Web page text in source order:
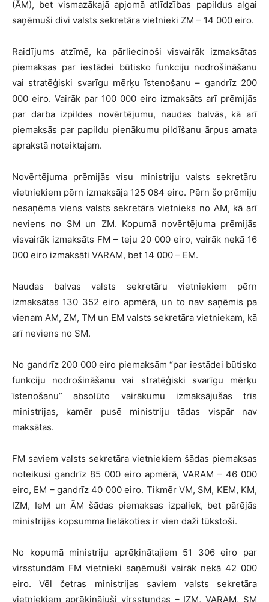
(ĀM), bet vismazākajā apjomā atlīdzības papildus algai
saņēmuši divi valsts sekretāra vietnieki ZM – 14 000 eiro.
Raidījums atzīmē, ka pārliecinoši visvairāk izmaksātas
piemaksas par iestādei būtisko funkciju nodrošināšanu
vai stratēģiski svarīgu mērķu īstenošanu – gandrīz 200
000 eiro. Vairāk par 100 000 eiro izmaksāts arī prēmijās
par darba izpildes novērtējumu, naudas balvās, kā arī
piemaksās par papildu pienākumu pildīšanu ārpus amata
aprakstā noteiktajam.
Novērtējuma prēmijās visu ministriju valsts sekretāru
vietniekiem pērn izmaksāja 125 084 eiro. Pērn šo prēmiju
nesaņēma viens valsts sekretāra vietnieks no AM, kā arī
neviens no SM un ZM. Kopumā novērtējuma prēmijās
visvairāk izmaksāts FM – teju 20 000 eiro, vairāk nekā 16
000 eiro izmaksāti VARAM, bet 14 000 – EM.
Naudas balvas valsts sekretāru vietniekiem pērn
izmaksātas 130 352 eiro apmērā, un to nav saņēmis pa
vienam AM, ZM, TM un EM valsts sekretāra vietniekam, kā
arī neviens no SM.
No gandrīz 200 000 eiro piemaksām “par iestādei būtisko
funkciju nodrošināšanu vai stratēģiski svarīgu mērķu
īstenošanu” absolūto vairākumu izmaksājušas trīs
ministrijas, kamēr pusē ministriju tādas vispār nav
maksātas.
FM saviem valsts sekretāra vietniekiem šādas piemaksas
noteikusi gandrīz 85 000 eiro apmērā, VARAM – 46 000
eiro, EM – gandrīz 40 000 eiro. Tikmēr VM, SM, KEM, KM,
IZM, IeM un ĀM šādas piemaksas izpaliek, bet pārējās
ministrijās kopsumma lielākoties ir vien daži tūkstoši.
No kopumā ministriju aprēķinātajiem 51 306 eiro par
virsstundām FM vietnieki saņēmuši vairāk nekā 42 000
eiro. Vēl četras ministrijas saviem valsts sekretāra
vietniekiem aprēķinājuši virsstundas – IZM, VARAM, SM